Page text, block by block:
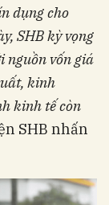
dụng cho
SHB kỳ vọng
nguồn vốn giá
kinh
kinh tế còn
SHB nhấn